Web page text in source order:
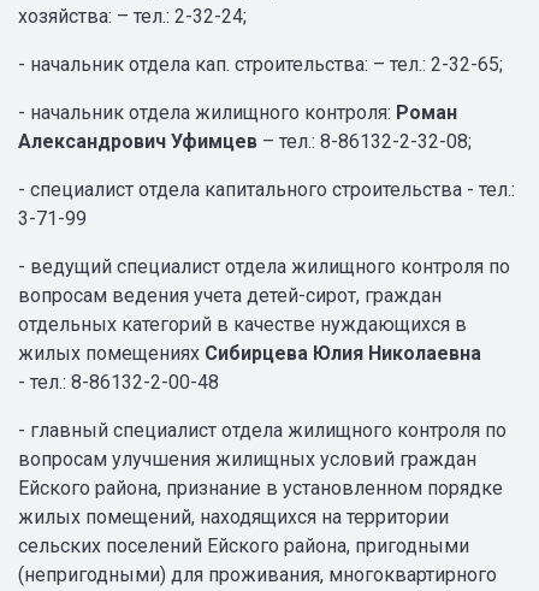
хозяйства: – тел.: 2-32-24;
- начальник отдела кап. строительства: – тел.: 2-32-65;
- начальник отдела жилищного контроля: Роман
Александрович Уфимцев – тел.: 8-86132-2-32-08;
- специалист отдела капитального строительства - тел.:
3-71-99
- ведущий специалист отдела жилищного контроля по
вопросам ведения учета детей-сирот, граждан
отдельных категорий в качестве нуждающихся в
жилых помещениях Сибирцева Юлия Николаевна
- тел.: 8-86132-2-00-48
- главный специалист отдела жилищного контроля по
вопросам улучшения жилищных условий граждан
Ейского района, признание в установленном порядке
жилых помещений, находящихся на территории
сельских поселений Ейского района, пригодными
(непригодными) для проживания, многоквартирного